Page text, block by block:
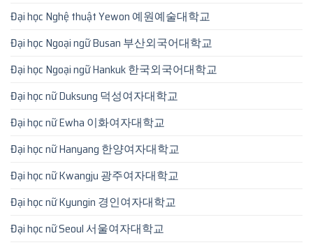
Đại học Nghệ thuật Yewon 예원예술대학교
Đại học Ngoại ngữ Busan 부산외국어대학교
Đại học Ngoại ngữ Hankuk 한국외국어대학교
Đại học nữ Duksung 덕성여자대학교
Đại học nữ Ewha 이화여자대학교
Đại học nữ Hanyang 한양여자대학교
Đại học nữ Kwangju 광주여자대학교
Đại học nữ Kyungin 경인여자대학교
Đại học nữ Seoul 서울여자대학교